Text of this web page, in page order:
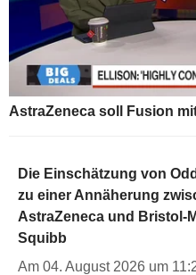
AstraZeneca soll Fusion
Die Einschätzung von
zu einer Annäherung
AstraZeneca und Bristol-
Squibb
Am 04. August 2026 um